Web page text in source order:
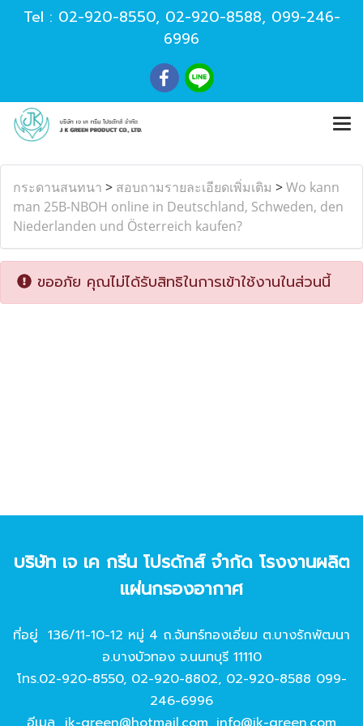
Tel : 02-920-8550, 02-920-8588, 099-246-
6996
กระดานสนทนา > สอบถามรายละเอียดเพิ่มเติม >Wo kann
man 25B-NBOH online in Deutschland, Schweden, den
Niederlanden und Österreich kaufen?
ขออภัย คุณไม่ได้รับสิทธิในการเข้าใช้งานในส่วนนี้
บริษัท เจ เค กรีน โปรดักส์ จํากัด โรงงานผลิต
แผ่นกรองอากาศ
ที่อยู่ 136/11-10-12 หมู่ 4 ถ.จันทร์ทองเอี่ยม ต.บางรักพัฒนา
อ.บางบัวทอง จ.นนทบุรี 11110
โทร.02-920-8550, 02-920-8802, 02-920-8588 099-
246-6996